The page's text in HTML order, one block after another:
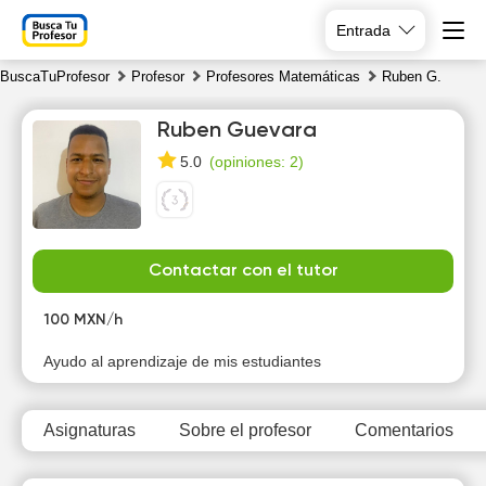
Entrada
BuscaTuProfesor Profesor Profesores Matemáticas Ruben G.
Ruben Guevara
5.0 (opiniones: 2)
Contactar con el tutor
100 MXN/h
Ayudo al aprendizaje de mis estudiantes
Asignaturas Sobre el profesor Comentarios
Sa
8
Su
9
10
11:00
11:30
11:00
11:30
11:00
11:30